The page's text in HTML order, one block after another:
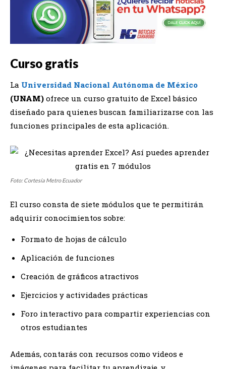
Curso gratis
La Universidad Nacional Autónoma de México
(UNAM) ofrece un curso gratuito de Excel básico
diseñado para quienes buscan familiarizarse con las
funciones principales de esta aplicación.
Foto: Cortesía Metro Ecuador
El curso consta de siete módulos que te permitirán
adquirir conocimientos sobre:
Formato de hojas de cálculo
Aplicación de funciones
Creación de gráficos atractivos
Ejercicios y actividades prácticas
Foro interactivo para compartir experiencias con
otros estudiantes
Además, contarás con recursos como videos e